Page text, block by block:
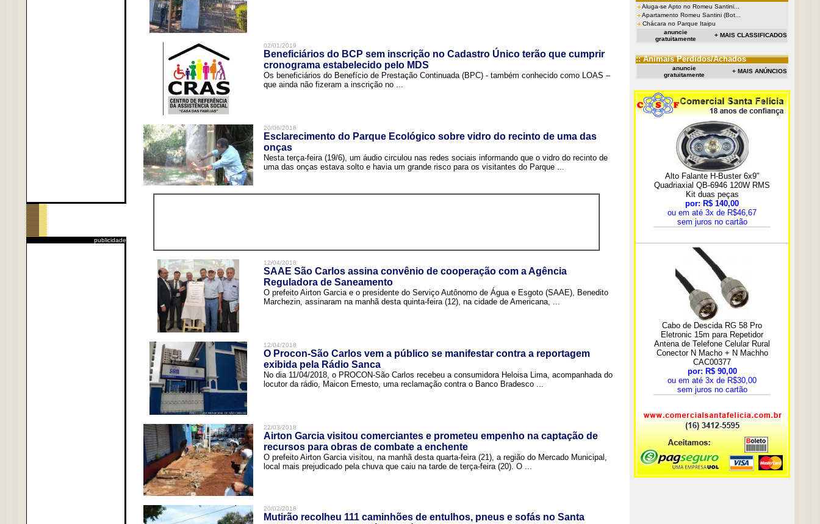
publicidade
02/01/2019
Beneficiários do BCP sem inscrição no Cadastro Único terão que cumprir
cronograma estabelecido pelo MDS
Os beneficiários do Benefício de Prestação Continuada (BPC) - também conhecido como LOAS –
que ainda não fizeram a inscrição no ...
20/06/2018
Esclarecimento do Parque Ecológico sobre vidro do recinto de uma das
onças
Nesta terça-feira (19/6), um áudio circulou nas redes sociais informando que o vidro do recinto de
uma das onças estava solto e havia um grande risco para os visitantes do Parque ...
12/04/2018
SAAE São Carlos assina convênio de cooperação com a Agência
Reguladora de Saneamento
O prefeito Airton Garcia e o presidente do Serviço Autônomo de Água e Esgoto (SAAE), Benedito
Marchezin, assinaram na manhã desta quinta-feira (12), na cidade de Americana, ...
12/04/2018
O Procon-São Carlos vem a público se manifestar contra a reportagem
exibida pela Rádio Sanca
No dia 11/04/2018, o PROCON-São Carlos recebeu a consumidora Heloisa Lima, acompanhada do
locutor da rádio, Maicon Ernesto, uma reclamação contra o Banco Bradesco ...
22/03/2018
Airton Garcia visitou comerciantes e prometeu empenho na captação de
recursos para obras de combate a enchente
O prefeito Airton Garcia visitou, na manhã desta quarta-feira (21), a região do Mercado Municipal,
local mais prejudicado pela chuva que caiu na tarde de terça-feira (20). O ...
20/02/2018
Mutirão recolheu 111 caminhões de entulhos, pneus e sofás no Santa
Aluga-se Apto no Romeu Santini...
Apartamento Romeu Santini (Bot...
Chácara no Parque Itaipu
anuncie
gratuitamente
+ MAIS CLASSIFICADOS
:: Animais Perdidos/Achados
anuncie
gratuitamente
+ MAIS ANÚNCIOS